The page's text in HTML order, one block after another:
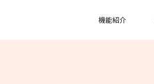
機能紹介